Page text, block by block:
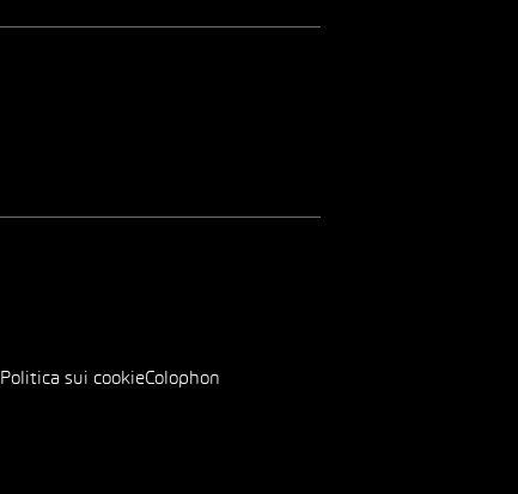
Politica sui cookieColophon